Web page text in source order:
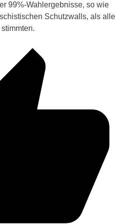
99%-Wahlergebnisse, so wie
Schutzwalls, als alle